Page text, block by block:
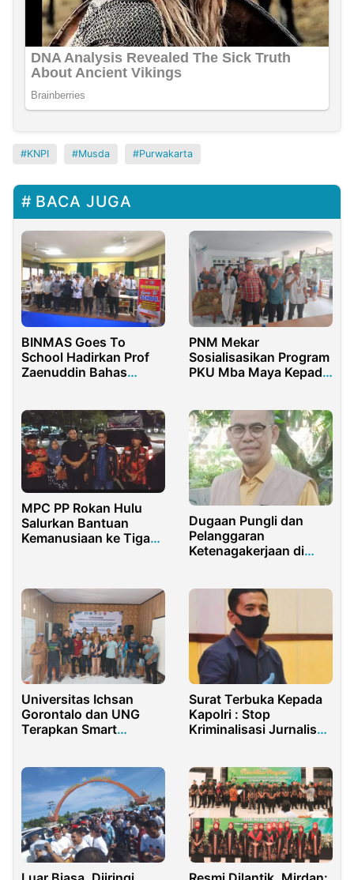
KNPI Musda Purwakarta
BACA JUGA
BINMAS Goes To
School Hadirkan Prof
Zaenuddin Bahas
PNM Mekar
Sosialisasikan Program
PKU Mba Maya Kepada
MPC PP Rokan Hulu
Salurkan Bantuan
Kemanusiaan ke Tiga
Dugaan Pungli dan
Pelanggaran
Ketenagakerjaan di
Universitas Ichsan
Gorontalo dan UNG
Terapkan Smart
Huntu Utara
Surat Terbuka Kepada
Kapolri : Stop
Kriminalisasi Jurnalis